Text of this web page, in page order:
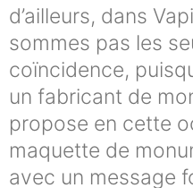
d’ailleurs, dans
sommes pas les
coïncidence,
un fabricant de
propose en cette
maquette de
avec un message